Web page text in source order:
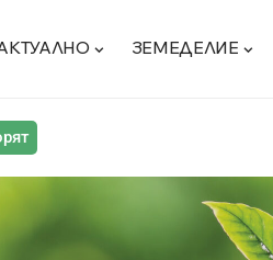
ЗЕМЕДЕЛИЕ